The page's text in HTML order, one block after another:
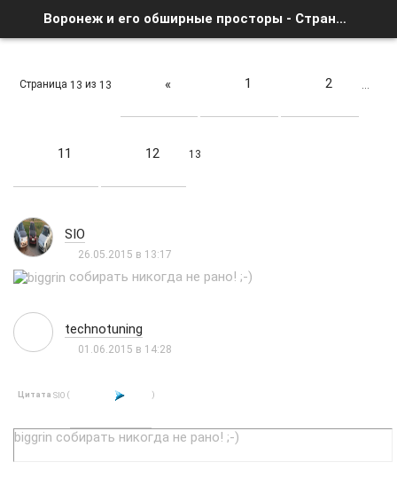
Воронеж и его обширные просторы - Страница 13 - Список форумов
Страница 13 из 13 « 1 2 …
11 12 13
SIO
26.05.2015 в 13:17
собирать никогда не рано! ;-)
technotuning
01.06.2015 в 14:28
Цитата SIO ( )
biggrin собирать никогда не рано! ;-)